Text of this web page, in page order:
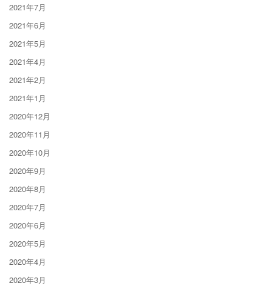
2021年7月
2021年6月
2021年5月
2021年4月
2021年2月
2021年1月
2020年12月
2020年11月
2020年10月
2020年9月
2020年8月
2020年7月
2020年6月
2020年5月
2020年4月
2020年3月